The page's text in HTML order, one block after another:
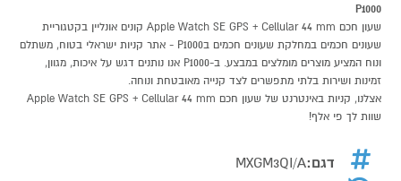
P1000
שעון חכם Apple Watch SE GPS + Cellular 44 mm קונים אונליין בקטגוריית
שעונים חכמים במחלקת שעונים חכמים בP1000 - אתר קניות ישראלי בטוח, משתלם
ונוח המציע מוצרים מומלצים במבצע. ב-P1000 אנו נותנים דגש על איכות, מגוון,
זמינות ושירות בלתי מתפשרים לצד קנייה מאובטחת ונוחה.
אצלנו, קניות באינטרנט של שעון חכם Apple Watch SE GPS + Cellular 44 mm
שוות לך פי אלף!
דגם:MXGM3QI/A